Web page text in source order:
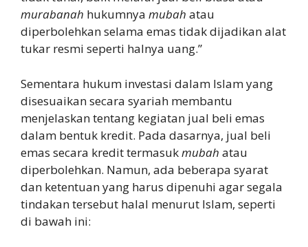
murabanah hukumnya mubah atau
diperbolehkan selama emas tidak dijadikan alat
tukar resmi seperti halnya uang.”
Sementara hukum investasi dalam Islam yang
disesuaikan secara syariah membantu
menjelaskan tentang kegiatan jual beli emas
dalam bentuk kredit. Pada dasarnya, jual beli
emas secara kredit termasukmubah atau
diperbolehkan. Namun, ada beberapa syarat
dan ketentuan yang harus dipenuhi agar segala
tindakan tersebut halal menurut Islam, seperti
di bawah ini: